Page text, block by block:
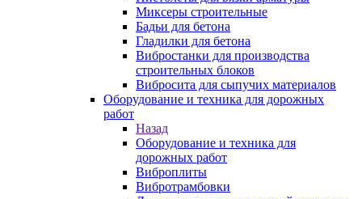
Миксеры строительные
Бадьи для бетона
Гладилки для бетона
Вибростанки для производства
строительных блоков
Вибросита для сыпучих материалов
Оборудование и техника для дорожных
работ
Назад
Оборудование и техника для
дорожных работ
Виброплиты
Вибротрамбовки